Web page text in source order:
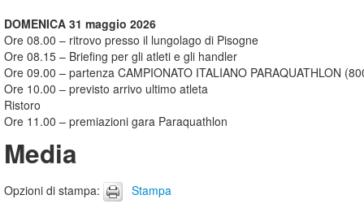
DOMENICA 31 maggio 2026
Ore 08.00 – ritrovo presso il lungolago di Pisogne
Ore 08.15 – Briefing per gli atleti e gli handler
Ore 09.00 – partenza CAMPIONATO ITALIANO PARAQUATHLON
Ore 10.00 – previsto arrivo ultimo atleta
Ristoro
Ore 11.00 – premiazioni gara Paraquathlon
Media
Opzioni di stampa: Stampa